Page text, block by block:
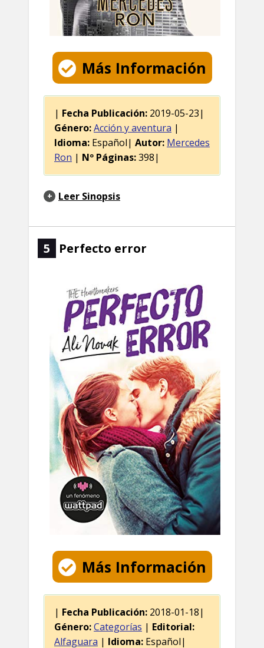
Más Información
| Fecha Publicación: 2019-05-23|
Género:Acción y aventura |
Idioma: Español| Autor: Mercedes
Ron | Nº Páginas:398|
Leer Sinopsis
5 Perfecto error
Más Información
| Fecha Publicación: 2018-01-18|
Género:Categorías | Editorial:
Alfaguara | Idioma: Español|